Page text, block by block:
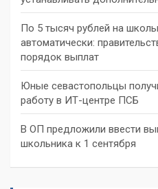
По 5 тысяч рублей на
автоматически:
порядок выплат
Юные севастопольцы
работу в ИТ-центре ПСБ
В ОП предложили ввести
школьника к 1 сентября